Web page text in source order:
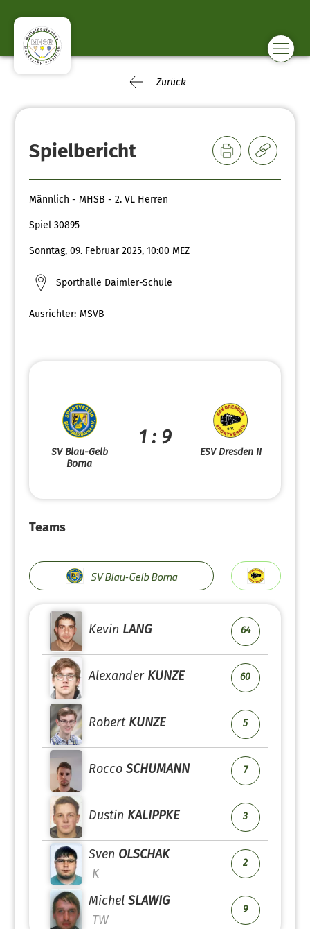
Zurück
Spielbericht
Männlich - MHSB - 2. VL Herren
Spiel 30895
Sonntag, 09. Februar 2025, 10:00 MEZ
Sporthalle Daimler-Schule
Ausrichter: MSVB
SV Blau-Gelb
Borna
1 : 9
ESV Dresden II
Teams
SV Blau-Gelb Borna
Kevin LANG 64
Alexander KUNZE 60
Robert KUNZE 5
Rocco SCHUMANN 7
Dustin KALIPPKE 3
Sven OLSCHAK
K
2
Michel SLAWIG
TW
9